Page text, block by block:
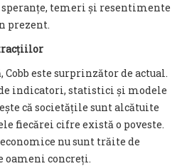
speranțe, temeri și resentimente
prezent.
Cobb este surprinzător de actual.
indicatori, statistici și modele
că societățile sunt alcătuite
fiecărei cifre există o poveste.
nu sunt trăite de
oameni concreți.